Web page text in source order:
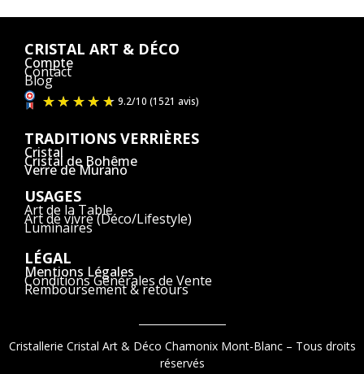
CRISTAL ART & DÉCO
Compte
Contact
Blog
TRADITIONS VERRIÈRES
Cristal
Cristal de Bohême
Verre de Murano
USAGES
Art de la Table
Art de vivre (Déco/Lifestyle)
Luminaires
LÉGAL
Mentions Légales
Conditions Générales de Vente
Remboursement & retours
Cristallerie Cristal Art & Déco Chamonix Mont-Blanc – Tous droits
réservés